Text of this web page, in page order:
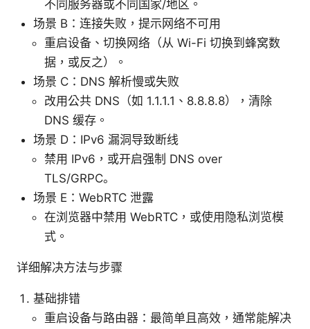
不同服务器或不同国家/地区。
场景 B：连接失败，提示网络不可用
重启设备、切换网络（从 Wi-Fi 切换到蜂窝数
据，或反之）。
场景 C：DNS 解析慢或失败
改用公共 DNS（如 1.1.1.1、8.8.8.8），清除
DNS 缓存。
场景 D：IPv6 漏洞导致断线
禁用 IPv6，或开启强制 DNS over
TLS/GRPC。
场景 E：WebRTC 泄露
在浏览器中禁用 WebRTC，或使用隐私浏览模
式。
详细解决方法与步骤
基础排错
重启设备与路由器：最简单且高效，通常能解决